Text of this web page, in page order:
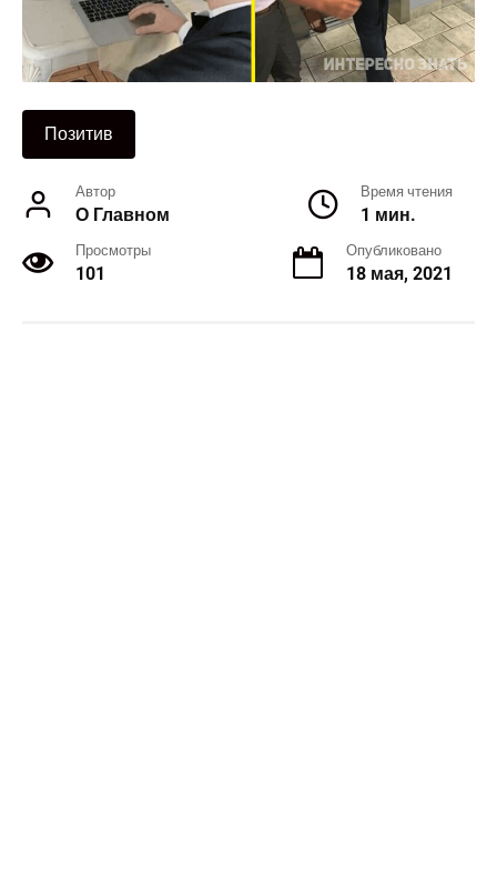
Позитив
Автор
О Главном
Время чтения
1 мин.
Просмотры
101
Опубликовано
18 мая, 2021